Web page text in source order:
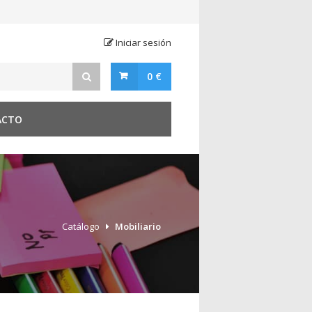
Iniciar sesión
0 €
Catálogo Mobiliario